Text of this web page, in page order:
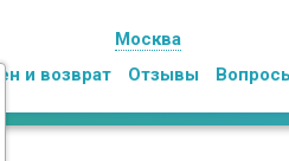
Москва
и возврат Отзывы